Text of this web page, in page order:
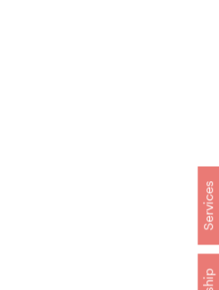
Services